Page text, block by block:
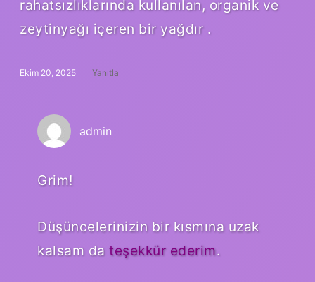
rahatsızlıklarında kullanılan, organik ve
zeytinyağı içeren bir yağdır .
Ekim 20, 2025 Yanıtla
admin
Grim!
Düşüncelerinizin bir kısmına uzak
kalsam da teşekkür ederim.